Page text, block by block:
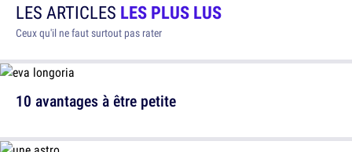
LES ARTICLES LES PLUS LUS
Ceux qu'il ne faut surtout pas rater
10 avantages à être petite